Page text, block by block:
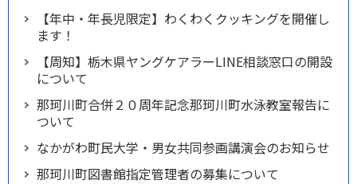
【年中・年長児限定】わくわくクッキングを開催し
ます！
【周知】栃木県ヤングケアラーLINE相談窓口の開設
について
那珂川町合併２０周年記念那珂川町水泳教室報告に
ついて
なかがわ町民大学・男女共同参画講演会のお知らせ
那珂川町図書館指定管理者の募集について